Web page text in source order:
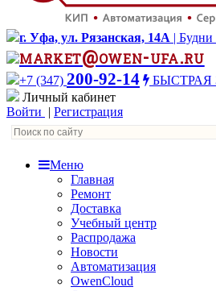
г. Уфа, ул. Рязанская, 14А | Будни
market@owen-ufa.ru
+7 (347) 200-92-14
БЫСТРАЯ
Личный кабинет
Войти | Регистрация
Меню
Главная
Ремонт
Доставка
Учебный центр
Распродажа
Новости
Автоматизация
OwenCloud